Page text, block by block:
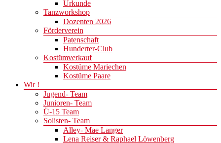
Urkunde
Tanzworkshop
Dozenten 2026
Förderverein
Patenschaft
Hunderter-Club
Kostümverkauf
Kostüme Mariechen
Kostüme Paare
Wir !
Jugend- Team
Junioren- Team
Ü-15 Team
Solisten- Team
Alley- Mae Langer
Lena Reiser & Raphael Löwenberg